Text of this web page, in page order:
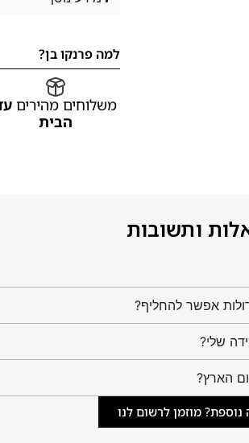
למה פרנקו בן?
משלוחים מהירים
הבית
ותשובות
אפשר להחליף?
הארץ?
מוזמן לרשום לנו